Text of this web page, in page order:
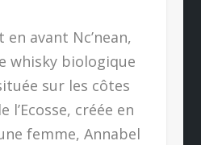
en avant Nc’nean,
whisky biologique
sur les côtes
l’Ecosse, créée en
femme, Annabel